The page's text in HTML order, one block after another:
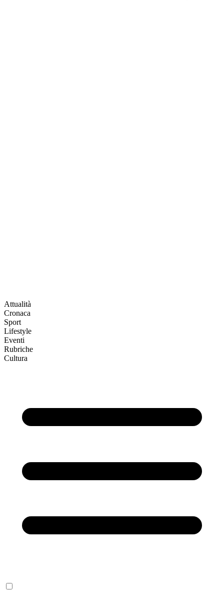
Attualità
Cronaca
Sport
Lifestyle
Eventi
Rubriche
Cultura